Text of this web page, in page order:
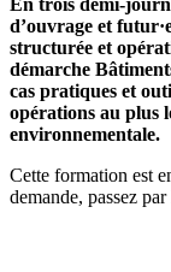
En trois demi-
d’ouvrage et
structurée et
démarche
cas pratiques et
opérations au plus
environnementale.
Cette formation est
demande, passez